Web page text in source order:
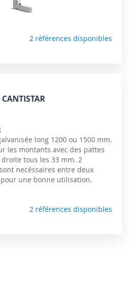
2 références disponibles
long 1200 ou 1500 mm.
les montants avec des pattes
tous les 33 mm. 2
necéssaires entre deux
une bonne utilisation.
2 références disponibles